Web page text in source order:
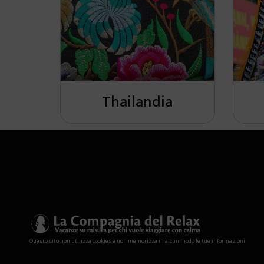
Thailandia
Questo sito non utilizza cookies e non memorizza in alcun modo le tue informazioni